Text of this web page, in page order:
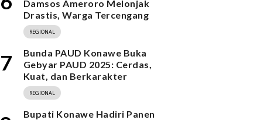
Damsos Ameroro Melonjak
Drastis, Warga Tercengang
REGIONAL
7
Bunda PAUD Konawe Buka
Gebyar PAUD 2025: Cerdas,
Kuat, dan Berkarakter
REGIONAL
Bupati Konawe Hadiri Panen